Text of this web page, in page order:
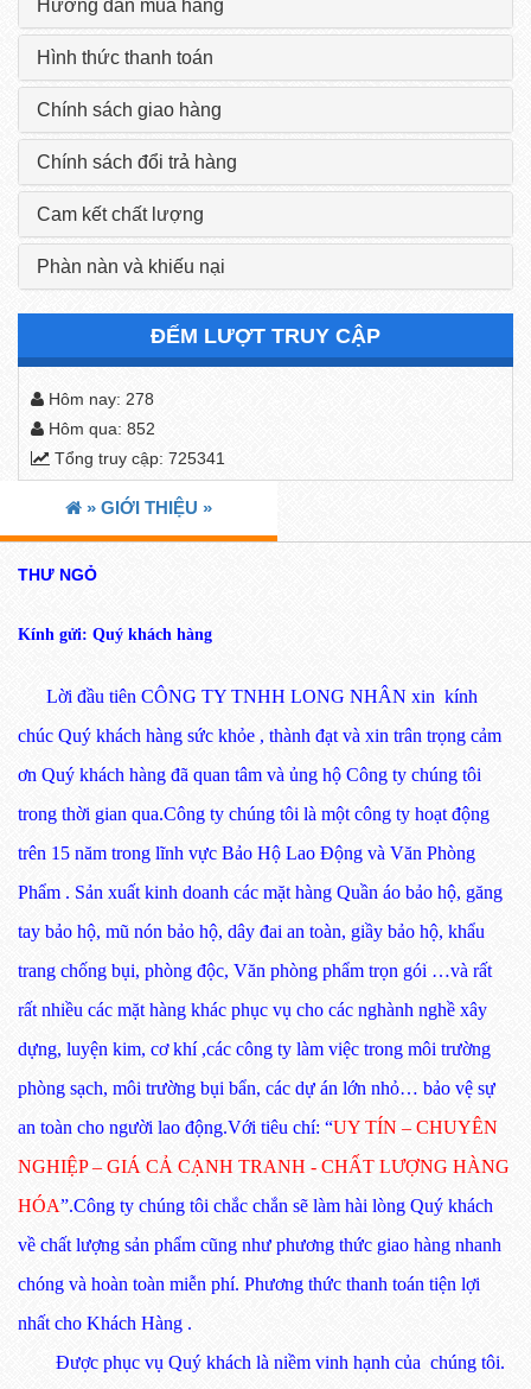
Hướng dẫn mua hàng
Hình thức thanh toán
Chính sách giao hàng
Chính sách đổi trả hàng
Cam kết chất lượng
Phàn nàn và khiếu nại
ĐẾM LƯỢT TRUY CẬP
Hôm nay: 278
Hôm qua: 852
Tổng truy cập: 725341
» GIỚI THIỆU »
THƯ NGỎ
Kính gửi: Quý khách hàng
Lời đầu tiên CÔNG TY TNHH LONG NHÂN xin kính
chúc Quý khách hàng sức khỏe , thành đạt và xin trân trọng cảm
ơn Quý khách hàng đã quan tâm và ủng hộ Công ty chúng tôi
trong thời gian qua.Công ty chúng tôi là một công ty hoạt động
trên 15 năm trong lĩnh vực Bảo Hộ Lao Động và Văn Phòng
Phẩm . Sản xuất kinh doanh các mặt hàng Quần áo bảo hộ, găng
tay bảo hộ, mũ nón bảo hộ, dây đai an toàn, giầy bảo hộ, khẩu
trang chống bụi, phòng độc, Văn phòng phẩm trọn gói …và rất
rất nhiều các mặt hàng khác phục vụ cho các nghành nghề xây
dựng, luyện kim, cơ khí ,các công ty làm việc trong môi trường
phòng sạch, môi trường bụi bẩn, các dự án lớn nhỏ… bảo vệ sự
an toàn cho người lao động.Với tiêu chí: “UY TÍN – CHUYÊN
NGHIỆP – GIÁ CẢ CẠNH TRANH - CHẤT LƯỢNG HÀNG
HÓA”.Công ty chúng tôi chắc chắn sẽ làm hài lòng Quý khách
về chất lượng sản phẩm cũng như phương thức giao hàng nhanh
chóng và hoàn toàn miễn phí. Phương thức thanh toán tiện lợi
nhất cho Khách Hàng .
Được phục vụ Quý khách là niềm vinh hạnh của chúng tôi.